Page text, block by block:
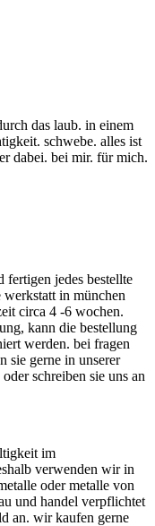
das laub. in einem
schwebe. alles ist
dabei. bei mir. für mich.
fertigen jedes bestellte
in münchen
circa 4 -6 wochen.
kann die bestellung
werden. bei fragen
sie gerne in unserer
schreiben sie uns an
im
verwenden wir in
oder metalle von
und handel verpflichtet
an. wir kaufen gerne